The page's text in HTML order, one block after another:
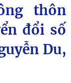
thôn
đổi số
Du,